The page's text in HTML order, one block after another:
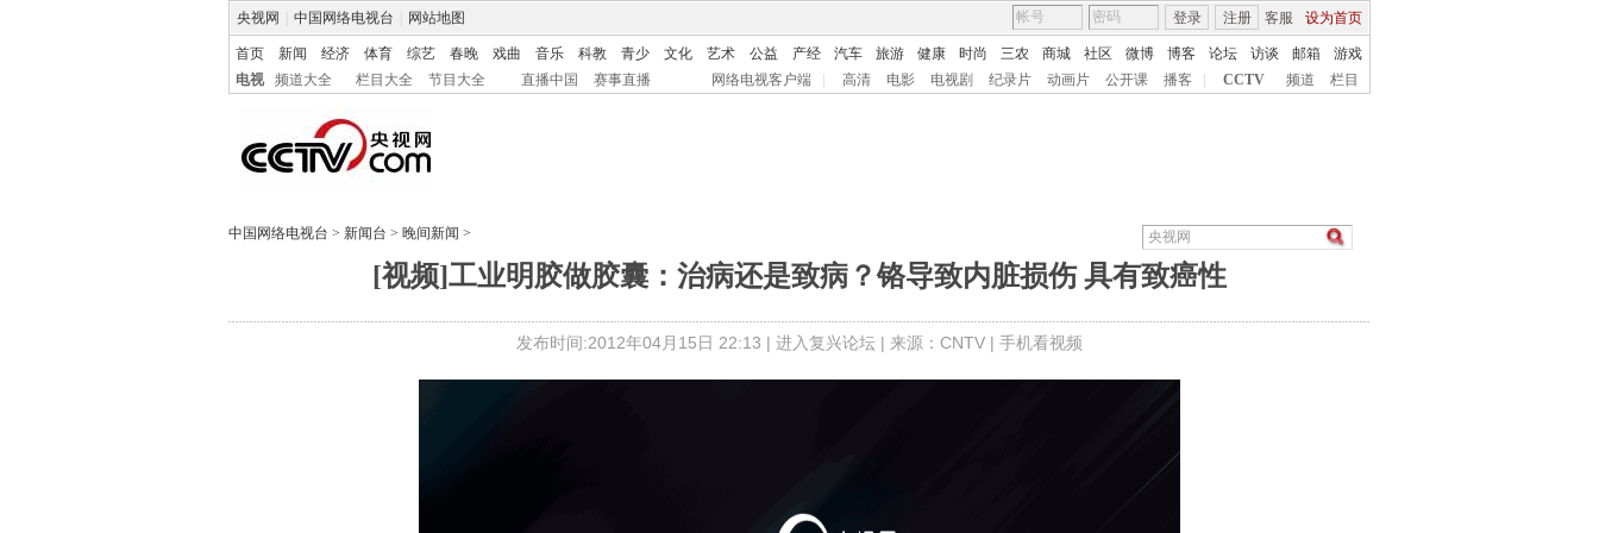
央视网 中国网络电视台 网站地图 客服 设为首页
登录 注册
首页 新闻 经济 体育 综艺 春晚 戏曲 音乐 科教 青少 文化 艺术 公益 产经 汽车 旅游 健康 时尚 三农 商城 社区 微博 博客 论坛 访谈 邮箱
游戏
电视
频道大全 栏目大全 节目大全 直播中国 赛事直播 网络电视客户端 高清 电影 电视剧 纪录片 动画片 公开课 播客 CCTV 频道 栏目
中国网络电视台 > 新闻台 > 晚间新闻 >
[视频]工业明胶做胶囊：治病还是致病？铬导致内脏损伤 具有致癌性
发布时间:2012年04月15日 22:13 | 进入复兴论坛 | 来源：CNTV | 手机看视频